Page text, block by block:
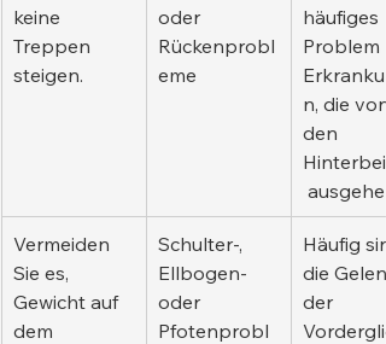
keine
Treppen
steigen.
oder
Rückenprobl
eme
häufiges
Problem
n, die von
den
Vermeiden
Sie es,
Gewicht auf
dem
Schulter-,
Ellbogen-
oder
Pfotenprobl
Häufig
die
der